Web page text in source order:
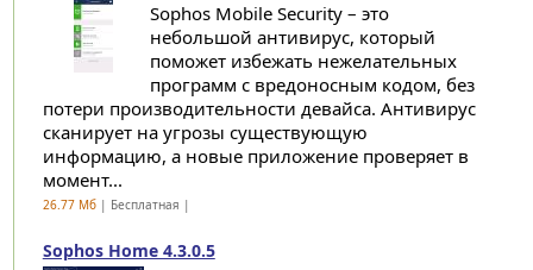
Sophos Mobile Security – это
небольшой антивирус, который
поможет избежать нежелательных
программ с вредоносным кодом, без
потери производительности девайса. Антивирус
сканирует на угрозы существующую
информацию, а новые приложение проверяет в
момент...
26.77 Мб| Бесплатная |
Sophos Home 4.3.0.5